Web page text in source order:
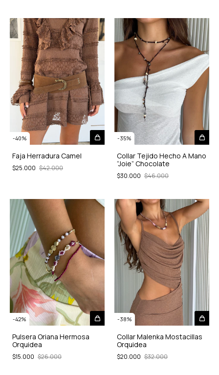
-40%
Faja Herradura Camel
$25.000 $42.000
-35%
Collar Tejido Hecho A Mano
“Joie” Chocolate
$30.000 $46.000
-42%
Pulsera Oriana Hermosa
Orquidea
$15.000 $26.000
-38%
Collar Malenka Mostacillas
Orquidea
$20.000 $32.000